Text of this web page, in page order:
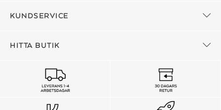
KUNDSERVICE
HITTA BUTIK